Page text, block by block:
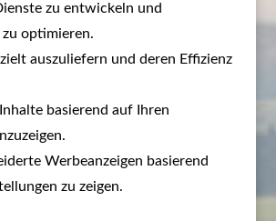
zu entwickeln und
optimieren.
auszuliefern und deren Effizienz
basierend auf Ihren
Werbeanzeigen basierend
zu zeigen.